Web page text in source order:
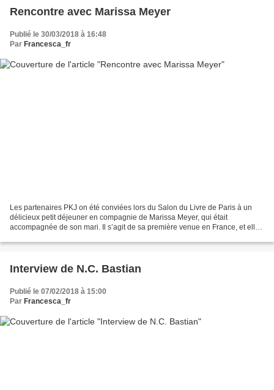
Rencontre avec Marissa Meyer
Publié le 30/03/2018 à 16:48
Par Francesca_fr
Les partenaires PKJ on été conviées lors du Salon du Livre de Paris à un
délicieux petit déjeuner en compagnie de Marissa Meyer, qui était
accompagnée de son mari. Il s’agit de sa première venue en France, et elle
Interview de N.C. Bastian
Publié le 07/02/2018 à 15:00
Par Francesca_fr